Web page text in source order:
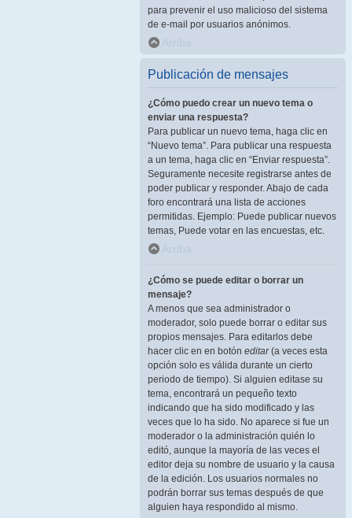
para prevenir el uso malicioso del sistema
de e-mail por usuarios anónimos.
Arriba
Publicación de mensajes
¿Cómo puedo crear un nuevo tema o
enviar una respuesta?
Para publicar un nuevo tema, haga clic en
“Nuevo tema”. Para publicar una respuesta
a un tema, haga clic en “Enviar respuesta”.
Seguramente necesite registrarse antes de
poder publicar y responder. Abajo de cada
foro encontrará una lista de acciones
permitidas. Ejemplo: Puede publicar nuevos
temas, Puede votar en las encuestas, etc.
Arriba
¿Cómo se puede editar o borrar un
mensaje?
A menos que sea administrador o
moderador, solo puede borrar o editar sus
propios mensajes. Para editarlos debe
hacer clic en en botón editar(a veces esta
opción solo es válida durante un cierto
periodo de tiempo). Si alguien editase su
tema, encontrará un pequeño texto
indicando que ha sido modificado y las
veces que lo ha sido. No aparece si fue un
moderador o la administración quién lo
editó, aunque la mayoría de las veces el
editor deja su nombre de usuario y la causa
de la edición. Los usuarios normales no
podrán borrar sus temas después de que
alguien haya respondido al mismo.